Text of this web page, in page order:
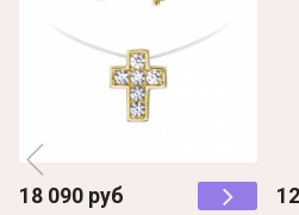
18 090 руб